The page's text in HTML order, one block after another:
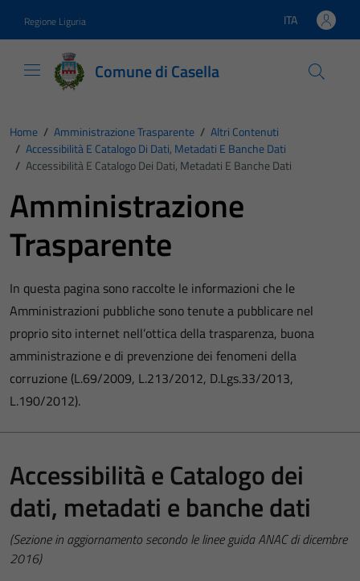
Regione Liguria Lingua attiva:
ITA
Comune di Casella
Home / Amministrazione Trasparente / Altri Contenuti
/ Accessibilità E Catalogo Di Dati, Metadati E Banche Dati
/ Accessibilità E Catalogo Dei Dati, Metadati E Banche Dati
Amministrazione
Trasparente
In questa pagina sono raccolte le informazioni che le
Amministrazioni pubbliche sono tenute a pubblicare nel
proprio sito internet nell’ottica della trasparenza, buona
amministrazione e di prevenzione dei fenomeni della
corruzione (L.69/2009, L.213/2012, D.Lgs.33/2013,
L.190/2012).
Accessibilità e Catalogo dei
dati, metadati e banche dati
(Sezione in aggiornamento secondo le linee guida ANAC di dicembre
2016)